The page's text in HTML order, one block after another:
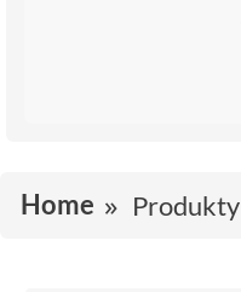
Home Produkty